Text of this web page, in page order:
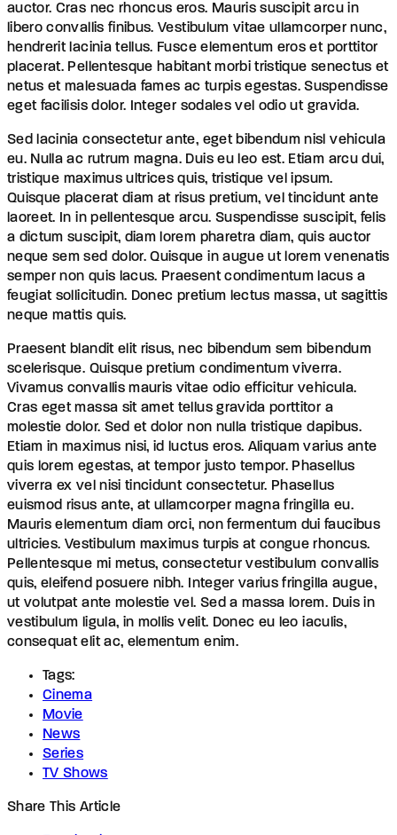
auctor. Cras nec rhoncus eros. Mauris suscipit arcu in
libero convallis finibus. Vestibulum vitae ullamcorper nunc,
hendrerit lacinia tellus. Fusce elementum eros et porttitor
placerat. Pellentesque habitant morbi tristique senectus et
netus et malesuada fames ac turpis egestas. Suspendisse
eget facilisis dolor. Integer sodales vel odio ut gravida.
Sed lacinia consectetur ante, eget bibendum nisl vehicula
eu. Nulla ac rutrum magna. Duis eu leo est. Etiam arcu dui,
tristique maximus ultrices quis, tristique vel ipsum.
Quisque placerat diam at risus pretium, vel tincidunt ante
laoreet. In in pellentesque arcu. Suspendisse suscipit, felis
a dictum suscipit, diam lorem pharetra diam, quis auctor
neque sem sed dolor. Quisque in augue ut lorem venenatis
semper non quis lacus. Praesent condimentum lacus a
feugiat sollicitudin. Donec pretium lectus massa, ut sagittis
neque mattis quis.
Praesent blandit elit risus, nec bibendum sem bibendum
scelerisque. Quisque pretium condimentum viverra.
Vivamus convallis mauris vitae odio efficitur vehicula.
Cras eget massa sit amet tellus gravida porttitor a
molestie dolor. Sed et dolor non nulla tristique dapibus.
Etiam in maximus nisi, id luctus eros. Aliquam varius ante
quis lorem egestas, at tempor justo tempor. Phasellus
viverra ex vel nisi tincidunt consectetur. Phasellus
euismod risus ante, at ullamcorper magna fringilla eu.
Mauris elementum diam orci, non fermentum dui faucibus
ultricies. Vestibulum maximus turpis at congue rhoncus.
Pellentesque mi metus, consectetur vestibulum convallis
quis, eleifend posuere nibh. Integer varius fringilla augue,
ut volutpat ante molestie vel. Sed a massa lorem. Duis in
vestibulum ligula, in mollis velit. Donec eu leo iaculis,
consequat elit ac, elementum enim.
Tags:
Cinema
Movie
News
Series
TV Shows
Share This Article